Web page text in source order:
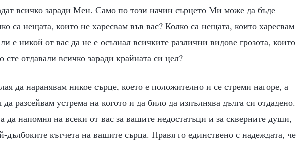
всичко заради Мен. Само по този начин сърцето Ми може да бъде
са нещата, които не харесвам във вас? Колко са нещата, които харесвам
е никой от вас да не е осъзнал всичките различни видове грозота, които
сте отдавали всичко заради крайната си цел?
да наранявам никое сърце, което е положително и се стреми нагоре, а
разсейвам устрема на когото и да било да изпълнява дълга си отдадено.
да напомня на всеки от вас за вашите недостатъци и за скверните души,
дълбоките кътчета на вашите сърца. Правя го единствено с надеждата, че